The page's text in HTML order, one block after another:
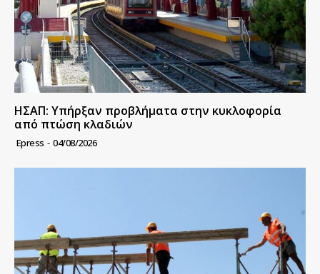
ΗΣΑΠ: Υπήρξαν προβλήματα στην κυκλοφορία
από πτώση κλαδιών
Epress - 04/08/2026